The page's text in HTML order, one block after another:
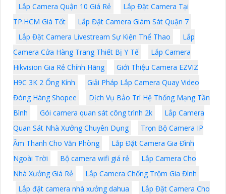
Lắp Camera Quận 10 Giá Rẻ
Lắp Đặt Camera Tại
TP.HCM Giá Tốt
Lắp Đặt Camera Giám Sát Quận 7
Lắp Đặt Camera Livestream Sự Kiện Thể Thao
Lắp
Camera Cửa Hàng Trang Thiết Bị Y Tế
Lắp Camera
Hikvision Gia Rẻ Chính Hãng
Giới Thiệu Camera EZVIZ
H9C 3K 2 Ống Kính
Giải Pháp Lắp Camera Quay Video
Đóng Hàng Shopee
Dịch Vụ Bảo Trì Hệ Thống Mạng Tần
Bình
Gói camera quan sát công trình 2k
Lắp Camera
Quan Sát Nhà Xưởng Chuyên Dụng
Trọn Bộ Camera IP
Âm Thanh Cho Văn Phòng
Lắp Đặt Camera Gia Đình
Ngoài Trời
Bộ camera wifi giá rẻ
Lắp Camera Cho
Nhà Xưởng Giá Rẻ
Lắp Camera Chống Trộm Gia Đình
Lắp đặt camera nhà xưởng dahua
Lắp Đặt Camera Cho